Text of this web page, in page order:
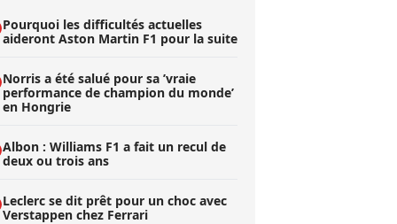
Pourquoi les difficultés actuelles
aideront Aston Martin F1 pour la suite
Norris a été salué pour sa ’vraie
performance de champion du monde’
en Hongrie
Albon : Williams F1 a fait un recul de
deux ou trois ans
Leclerc se dit prêt pour un choc avec
Verstappen chez Ferrari